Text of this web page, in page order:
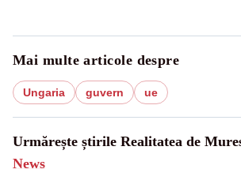
Mai multe articole despre
Ungaria guvern ue
Urmărește știrile Realitatea de
News